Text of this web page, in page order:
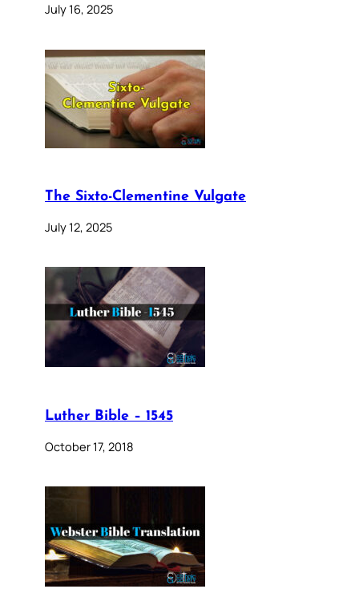
July 16, 2025
The Sixto-Clementine Vulgate
July 12, 2025
Luther Bible – 1545
October 17, 2018